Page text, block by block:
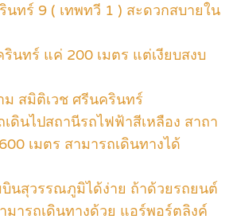
ทร์ 9 ( เทพทวี 1 ) สะดวกสบายใน
นทร์ แค่ 200 เมตร แต่เงียบสงบ
สมิติเวช ศรีนครินทร์
ดินไปสถานีรถไฟฟ้าสีเหลือง สาถา
เมตร สามารถเดินทางได้
บินสุวรรณภูมิได้ง่าย ถ้าด้วยรถยนต์
ารถเดินทางด้วย แอร์พอร์ตลิงค์